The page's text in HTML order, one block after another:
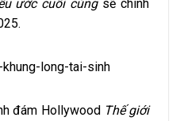
ước cuối cùngsẽ chính
đám Hollywood Thế giới